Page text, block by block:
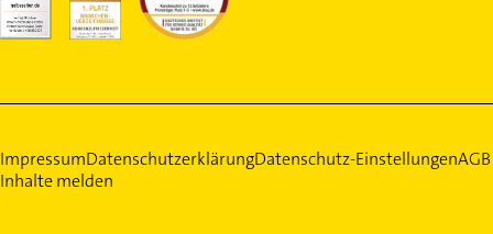
ImpressumDatenschutzerklärungDatenschutz-EinstellungenAGB
Inhalte melden